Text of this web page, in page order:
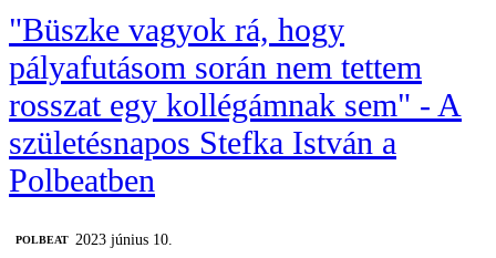
"Büszke vagyok rá, hogy
pályafutásom során nem tettem
rosszat egy kollégámnak sem" - A
születésnapos Stefka István a
Polbeatben
‎POLBEAT 2023 június 10.